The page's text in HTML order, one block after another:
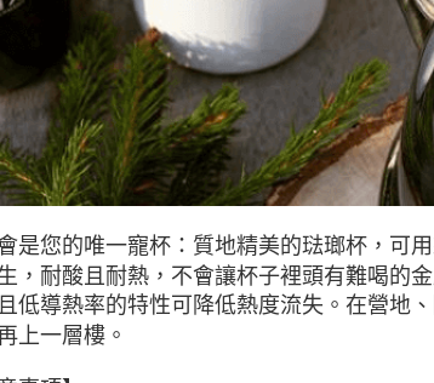
是您的唯一寵杯：質地精美的琺瑯杯，可
，耐酸且耐熱，不會讓杯子裡頭有難喝的
低導熱率的特性可降低熱度流失。在營地
上一層樓。